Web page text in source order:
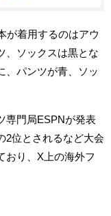
が着用するのはアウ
、ソックスは黒とな
、パンツが青、ソッ
専門局ESPNが発表
2位とされるなど大会
おり、X上の海外フ